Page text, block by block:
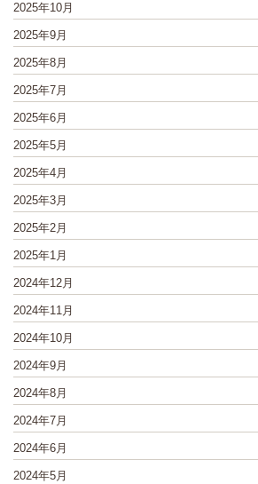
2025年10月
2025年9月
2025年8月
2025年7月
2025年6月
2025年5月
2025年4月
2025年3月
2025年2月
2025年1月
2024年12月
2024年11月
2024年10月
2024年9月
2024年8月
2024年7月
2024年6月
2024年5月